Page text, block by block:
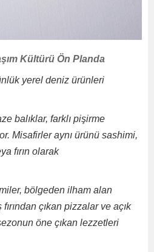
Kültürü Ön Planda
yerel deniz ürünleri
balıklar, farklı pişirme
Misafirler aynı ürünü sashimi,
fırın olarak
bölgeden ilham alan
çıkan pizzalar ve açık
öne çıkan lezzetleri